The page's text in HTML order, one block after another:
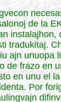
de la
instalajhon,
tradukitaj.
ajn unuopa
de frazo en
en unu el
Por